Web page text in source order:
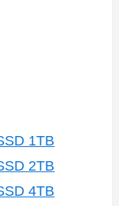
1TB
2TB
4TB